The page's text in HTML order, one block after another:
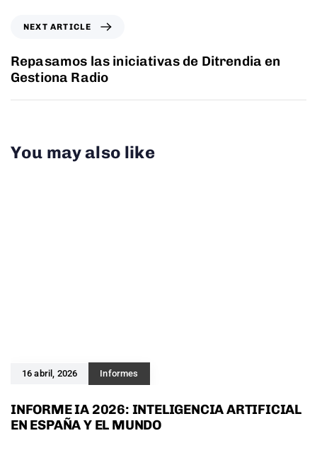
NEXT ARTICLE
Repasamos las iniciativas de Ditrendia en
Gestiona Radio
You may also like
16 abril, 2026 Informes
INFORME IA 2026: INTELIGENCIA ARTIFICIAL
EN ESPAÑA Y EL MUNDO